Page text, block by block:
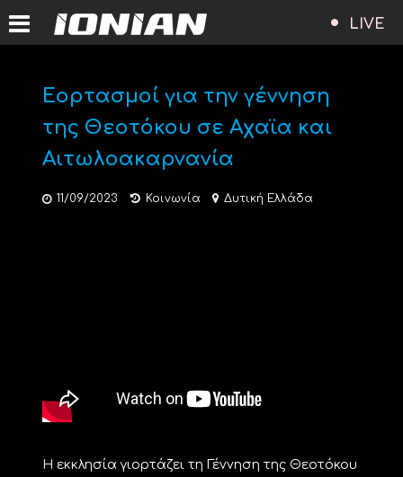
LIVE
Εορτασμοί για την γέννηση
της Θεοτόκου σε Αχαϊα και
Αιτωλοακαρνανία
11/09/2023 Κοινωνία Δυτική Ελλάδα
Η εκκλησία γιορτάζει τη Γέννηση της Θεοτόκου